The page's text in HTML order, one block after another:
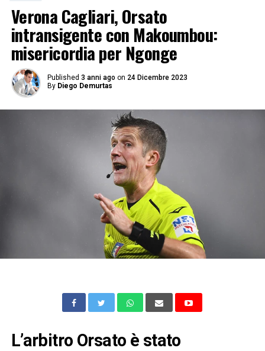
Verona Cagliari, Orsato
intransigente con Makoumbou:
misericordia per Ngonge
Published 3 anni ago on 24 Dicembre 2023
By Diego Demurtas
L’arbitro Orsato è stato